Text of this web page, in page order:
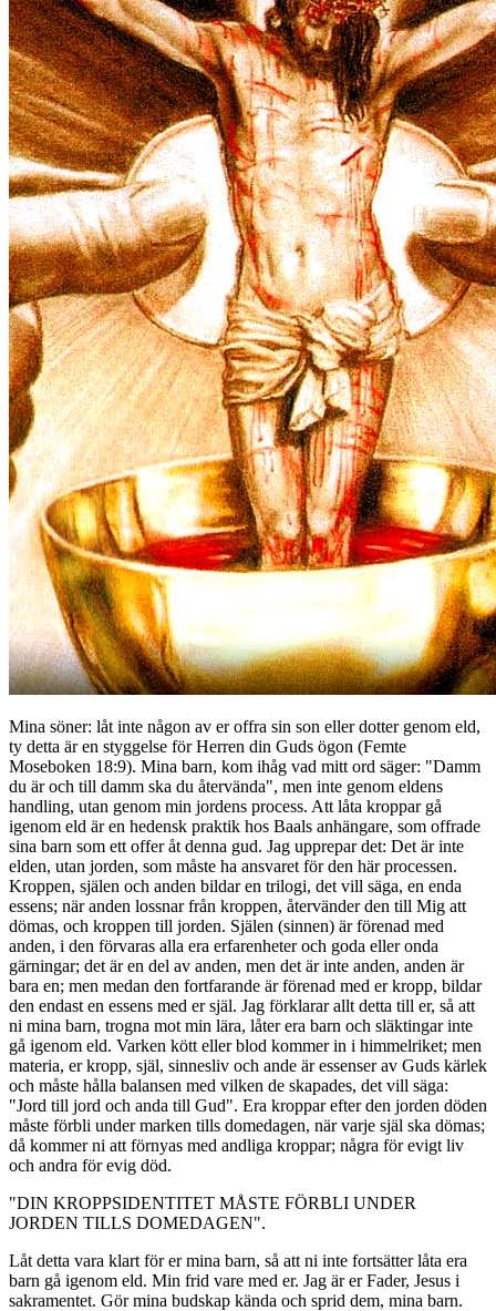
Mina söner: låt inte någon av er offra sin son eller dotter genom eld,
ty detta är en styggelse för Herren din Guds ögon (Femte
Moseboken 18:9). Mina barn, kom ihåg vad mitt ord säger: "Damm
du är och till damm ska du återvända", men inte genom eldens
handling, utan genom min jordens process. Att låta kroppar gå
igenom eld är en hedensk praktik hos Baals anhängare, som offrade
sina barn som ett offer åt denna gud. Jag upprepar det: Det är inte
elden, utan jorden, som måste ha ansvaret för den här processen.
Kroppen, själen och anden bildar en trilogi, det vill säga, en enda
essens; när anden lossnar från kroppen, återvänder den till Mig att
dömas, och kroppen till jorden. Själen (sinnen) är förenad med
anden, i den förvaras alla era erfarenheter och goda eller onda
gärningar; det är en del av anden, men det är inte anden, anden är
bara en; men medan den fortfarande är förenad med er kropp, bildar
den endast en essens med er själ. Jag förklarar allt detta till er, så att
ni mina barn, trogna mot min lära, låter era barn och släktingar inte
gå igenom eld. Varken kött eller blod kommer in i himmelriket; men
materia, er kropp, själ, sinnesliv och ande är essenser av Guds kärlek
och måste hålla balansen med vilken de skapades, det vill säga:
"Jord till jord och anda till Gud". Era kroppar efter den jorden döden
måste förbli under marken tills domedagen, när varje själ ska dömas;
då kommer ni att förnyas med andliga kroppar; några för evigt liv
och andra för evig död.
"DIN KROPPSIDENTITET MÅSTE FÖRBLI UNDER
JORDEN TILLS DOMEDAGEN".
Låt detta vara klart för er mina barn, så att ni inte fortsätter låta era
barn gå igenom eld. Min frid vare med er. Jag är er Fader, Jesus i
sakramentet. Gör mina budskap kända och sprid dem, mina barn.